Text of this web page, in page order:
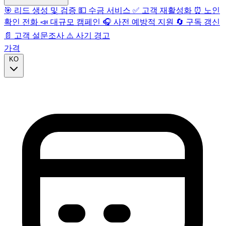
🎯 리드 생성 및 검증 💵 수금 서비스 ✅ 고객 재활성화 ⏰ 노인
확인 전화 📣 대규모 캠페인 🎧 사전 예방적 지원 🔄 구독 갱신
📄
고객 설문조사 ⚠️ 사기 경고
가격
KO